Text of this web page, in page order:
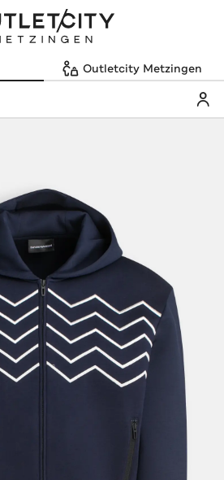
Outletcity Metzingen